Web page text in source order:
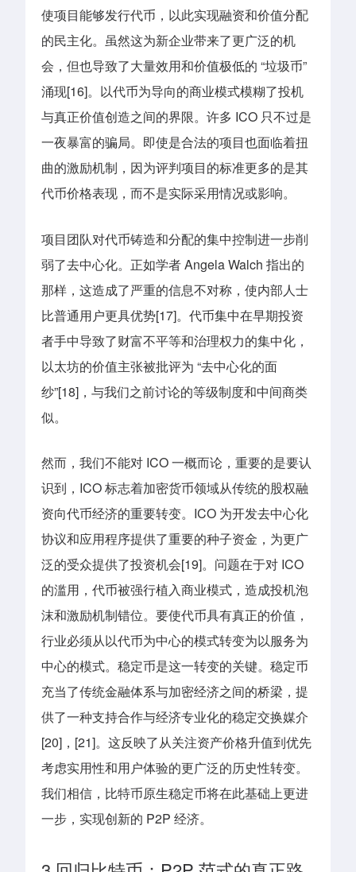
使项目能够发行代币，以此实现融资和价值分配
的民主化。虽然这为新企业带来了更广泛的机
会，但也导致了大量效用和价值极低的 “垃圾币”
涌现[16]。以代币为导向的商业模式模糊了投机
与真正价值创造之间的界限。许多 ICO 只不过是
一夜暴富的骗局。即使是合法的项目也面临着扭
曲的激励机制，因为评判项目的标准更多的是其
代币价格表现，而不是实际采用情况或影响。
项目团队对代币铸造和分配的集中控制进一步削
弱了去中心化。正如学者 Angela Walch 指出的
那样，这造成了严重的信息不对称，使内部人士
比普通用户更具优势[17]。代币集中在早期投资
者手中导致了财富不平等和治理权力的集中化，
以太坊的价值主张被批评为 “去中心化的面
纱”[18]，与我们之前讨论的等级制度和中间商类
似。
然而，我们不能对 ICO 一概而论，重要的是要认
识到，ICO 标志着加密货币领域从传统的股权融
资向代币经济的重要转变。ICO 为开发去中心化
协议和应用程序提供了重要的种子资金，为更广
泛的受众提供了投资机会[19]。问题在于对 ICO
的滥用，代币被强行植入商业模式，造成投机泡
沫和激励机制错位。要使代币具有真正的价值，
行业必须从以代币为中心的模式转变为以服务为
中心的模式。稳定币是这一转变的关键。稳定币
充当了传统金融体系与加密经济之间的桥梁，提
供了一种支持合作与经济专业化的稳定交换媒介
[20]，[21]。这反映了从关注资产价格升值到优先
考虑实用性和用户体验的更广泛的历史性转变。
我们相信，比特币原生稳定币将在此基础上更进
一步，实现创新的 P2P 经济。